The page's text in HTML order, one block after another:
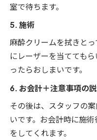
室で待ちます。
5. 施術
麻酔クリームを拭きと
にレーザーを当てても
ったらおしまいです。
6. お会計＋注意事項の
その後は、スタッフの
いです。お会計時に施
をしてくれます。